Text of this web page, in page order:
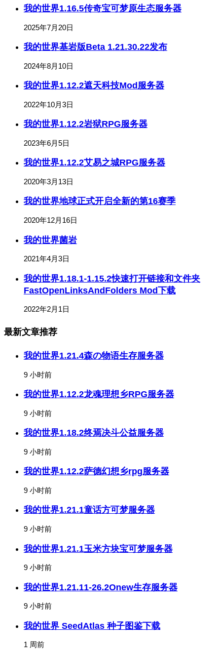
我的世界1.16.5传奇宝可梦原生态服务器
2025年7月20日
我的世界基岩版Beta 1.21.30.22发布
2024年8月10日
我的世界1.12.2遮天科技Mod服务器
2022年10月3日
我的世界1.12.2岩狱RPG服务器
2023年6月5日
我的世界1.12.2艾易之城RPG服务器
2020年3月13日
我的世界地球正式开启全新的第16赛季
2020年12月16日
我的世界菌岩
2021年4月3日
我的世界1.18.1-1.15.2快速打开链接和文件夹
FastOpenLinksAndFolders Mod下载
2022年2月1日
最新文章推荐
我的世界1.21.4森の物语生存服务器
9 小时前
我的世界1.12.2龙魂理想乡RPG服务器
9 小时前
我的世界1.18.2终焉决斗公益服务器
9 小时前
我的世界1.12.2萨德幻想乡rpg服务器
9 小时前
我的世界1.21.1童话方可梦服务器
9 小时前
我的世界1.21.1玉米方块宝可梦服务器
9 小时前
我的世界1.21.11-26.2Onew生存服务器
9 小时前
我的世界 SeedAtlas 种子图鉴下载
1 周前